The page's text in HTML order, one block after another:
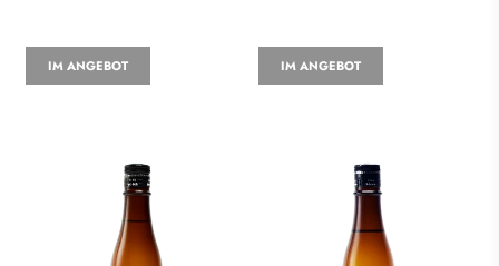
IM ANGEBOT IM ANGEBOT